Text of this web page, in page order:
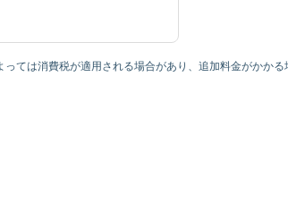
ては消費税が適用される場合があり、追加料金がかかる